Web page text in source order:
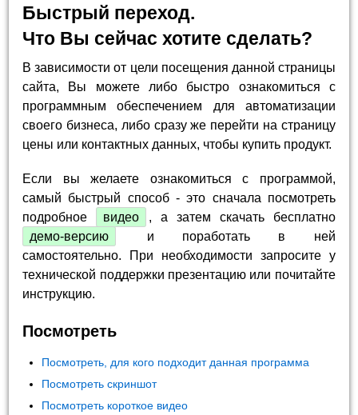
Быстрый переход.
Что Вы сейчас хотите сделать?
В зависимости от цели посещения данной страницы
сайта, Вы можете либо быстро ознакомиться с
программным обеспечением для автоматизации
своего бизнеса, либо сразу же перейти на страницу
цены или контактных данных, чтобы купить продукт.
Если вы желаете ознакомиться с программой,
самый быстрый способ - это сначала посмотреть
подробное
видео
, а затем скачать бесплатно
демо-версию
и поработать в ней
самостоятельно. При необходимости запросите у
технической поддержки презентацию или почитайте
инструкцию.
Посмотреть
Посмотреть, для кого подходит данная программа
Посмотреть скриншот
Посмотреть короткое видео